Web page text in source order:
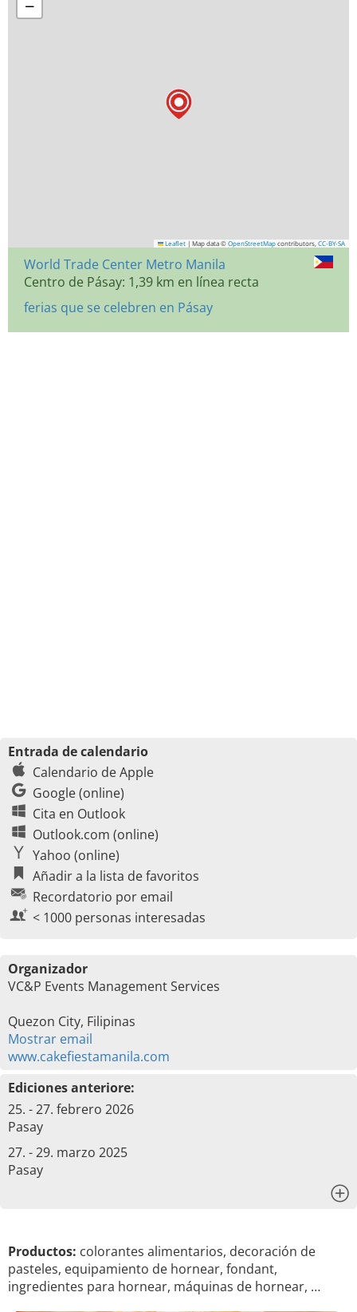
−
Leaflet | Map data © OpenStreetMap contributors, CC-BY-SA
World Trade Center Metro Manila
Centro de Pásay: 1,39 km en línea recta
ferias que se celebren en Pásay
Entrada de calendario
Calendario de Apple
Google (online)
Cita en Outlook
Outlook.com (online)
Yahoo (online)
Añadir a la lista de favoritos
Recordatorio por email
< 1000 personas interesadas
Organizador
VC&P Events Management Services
Quezon City, Filipinas
Mostrar email
www.cakefiestamanila.com
Ediciones anteriore:
25. - 27. febrero 2026
Pasay
27. - 29. marzo 2025
Pasay
Productos: colorantes alimentarios, decoración de
pasteles, equipamiento de hornear, fondant,
ingredientes para hornear, máquinas de hornear, …